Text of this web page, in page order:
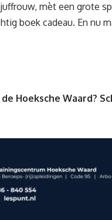
mèt een grote
boek cadeau. En nu
Hoeksche Waard?